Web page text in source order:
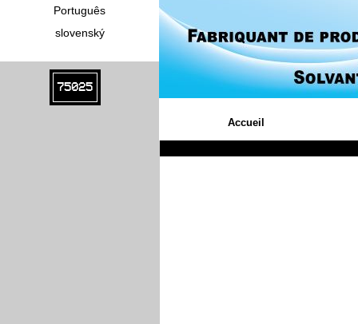
Português
slovenský
75025
Accueil